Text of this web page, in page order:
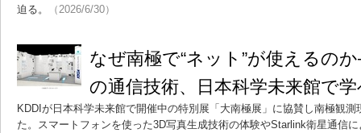
迫る。
（2026/6/30）
なぜ南極で“ネット”が使えるの
の通信技術、日本科学未来館で
KDDIが日本科学未来館で開催中の特別展「大南極展」に協賛し南極観
た。スマートフォンを使った3D写真生成技術の体験やStarlink衛星通信